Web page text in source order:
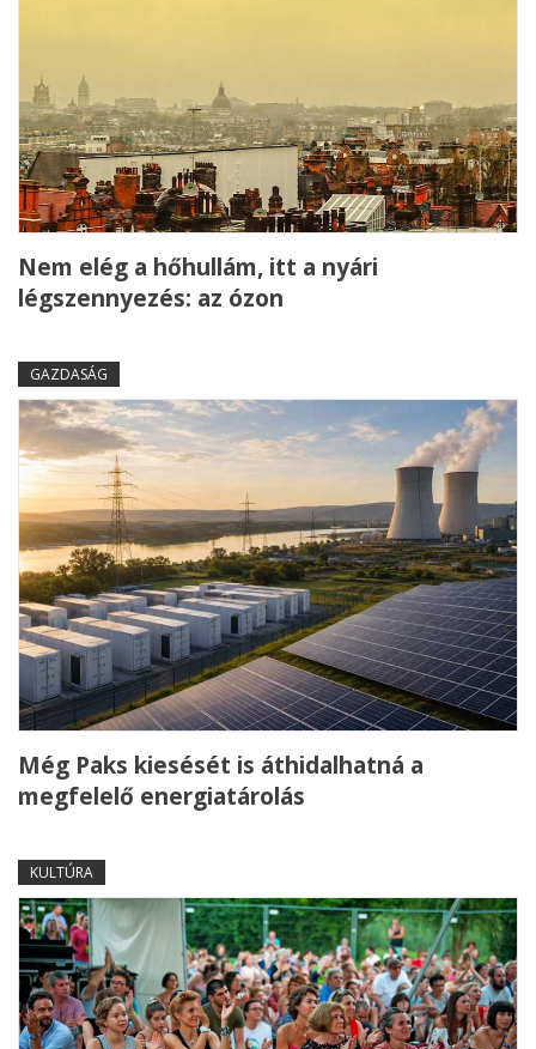
Nem elég a hőhullám, itt a nyári
légszennyezés: az ózon
GAZDASÁG
Még Paks kiesését is áthidalhatná a
megfelelő energiatárolás
KULTÚRA